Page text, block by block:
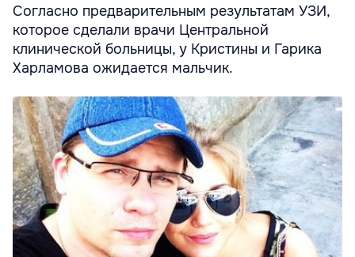
Согласно предварительным результатам УЗИ,
которое сделали врачи Центральной
клинической больницы, у Кристины и Гарика
Харламова ожидается мальчик.